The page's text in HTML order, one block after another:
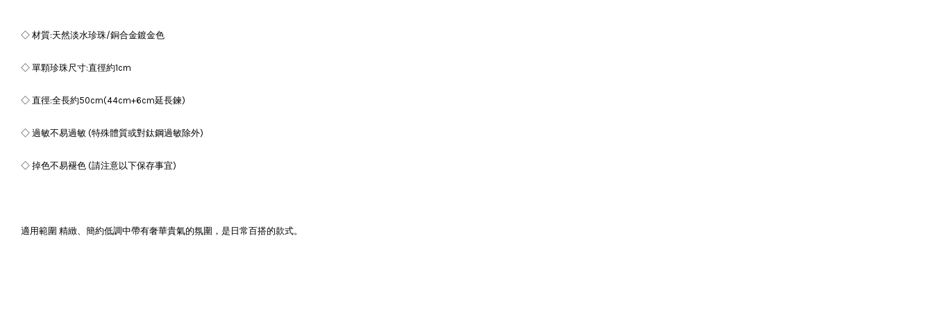
◇ 材質:天然淡水珍珠/銅合金鍍金色
◇ 單顆珍珠尺寸:直徑約1cm
◇ 直徑:全長約50cm(44cm+6cm延長鍊)
◇ 過敏不易過敏 (特殊體質或對鈦鋼過敏除外)
◇ 掉色不易褪色 (請注意以下保存事宜)
適用範圍 精緻、簡約低調中帶有奢華貴氣的氛圍，是日常百搭的款式。